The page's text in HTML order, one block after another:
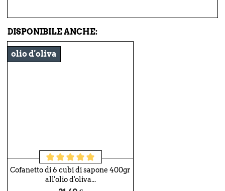
DISPONIBILE ANCHE:
Cofanetto di 6 cubi di sapone 400gr
all'olio d'oliva...
olio d'oliva